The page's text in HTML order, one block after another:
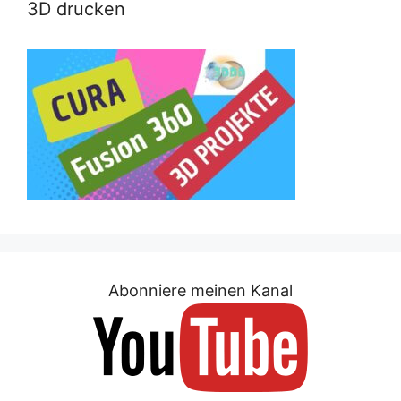
3D drucken
Abonniere meinen Kanal